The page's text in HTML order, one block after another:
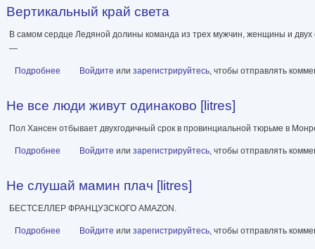
Вертикальный край света
В самом сердце Ледяной долины команда из трех мужчин, женщины и двух
—
Подробнее о Вертикальный край света
Войдите или зарегистрируйтесь, чтобы отправлять
Не все люди живут одинаково [litres]
Пол Хансен отбывает двухгодичный срок в провинциальной тюрьме в
Подробнее о Не все люди живут одинаково [litres]
Войдите или зарегистрируйтесь, чтобы отправлять
Не слушай мамин плач [litres]
БЕСТСЕЛЛЕР ФРАНЦУЗСКОГО AMAZON.
Подробнее о Не слушай мамин плач [litres]
Войдите или зарегистрируйтесь, чтобы отправлять